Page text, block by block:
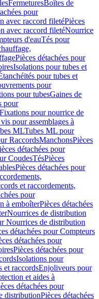
FermeturesBoîtes de
pour
avec raccord filetéPièces
avec raccord filetéNourrice
d'eauTés pour
Pièces détachées pour
Isolations pour tubes et
pour tubes et
pour
pour tubesGaines de
pour
Fixations pour nourrice de
pour assemblages à
MLTubes ML pour
RaccordsManchonsPièces
détachées pour
CoudesTésPièces
Pièces détachées pour
et raccordements,
pour
à emboîterPièces détachées
Nourrices de distribution
Nourrices de distribution
détachées pour Compteurs
détachées pour
Pièces détachées pour
Isolations pour
et raccordsEnjoliveurs pour
et aides à
détachées pour
distributionPièces détachées